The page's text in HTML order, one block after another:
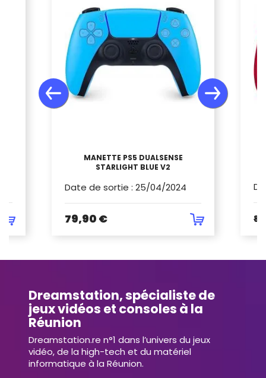
MANETTE PS5 DUALSENSE
STARLIGHT BLUE V2
Date de sortie : 25/04/2024
79,90 €
Dreamstation, spécialiste de
jeux vidéos et consoles à la
Réunion
Dreamstation.re n°1 dans l’univers du jeux
vidéo, de la high-tech et du matériel
informatique à la Réunion.